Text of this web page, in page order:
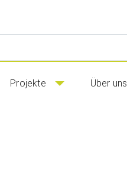
Projekte Über uns